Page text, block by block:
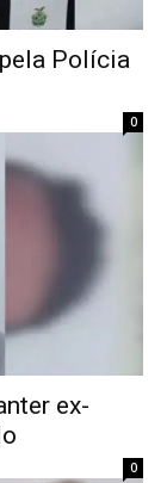
Polícia
0
ex-
0